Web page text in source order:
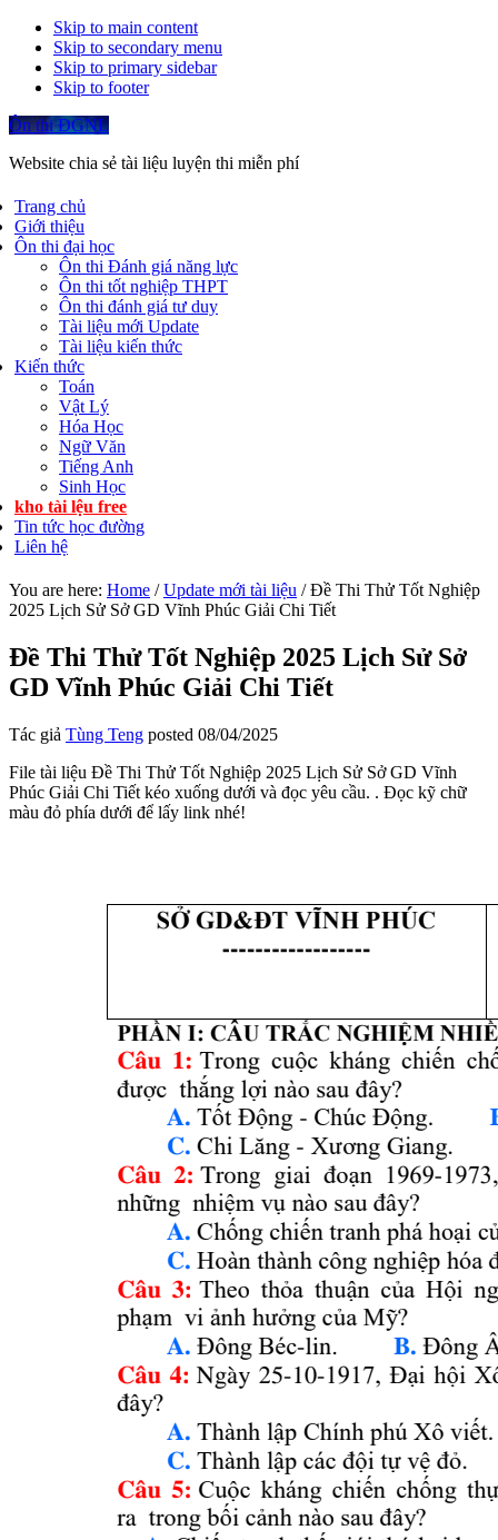
Skip to main content
Skip to secondary menu
Skip to primary sidebar
Skip to footer
Ôn thi ĐGNL
Website chia sẻ tài liệu luyện thi miễn phí
Trang chủ
Giới thiệu
Ôn thi đại học
Ôn thi Đánh giá năng lực
Ôn thi tốt nghiệp THPT
Ôn thi đánh giá tư duy
Tài liệu mới Update
Tài liệu kiến thức
Kiến thức
Toán
Vật Lý
Hóa Học
Ngữ Văn
Tiếng Anh
Sinh Học
kho tài lệu free
Tin tức học đường
Liên hệ
You are here: Home / Update mới tài liệu /Đề Thi Thử Tốt Nghiệp
2025 Lịch Sử Sở GD Vĩnh Phúc Giải Chi Tiết
Đề Thi Thử Tốt Nghiệp 2025 Lịch Sử Sở
GD Vĩnh Phúc Giải Chi Tiết
Tác giả Tùng Teng posted 08/04/2025
File tài liệu Đề Thi Thử Tốt Nghiệp 2025 Lịch Sử Sở GD Vĩnh
Phúc Giải Chi Tiết kéo xuống dưới và đọc yêu cầu. . Đọc kỹ chữ
màu đỏ phía dưới để lấy link nhé!